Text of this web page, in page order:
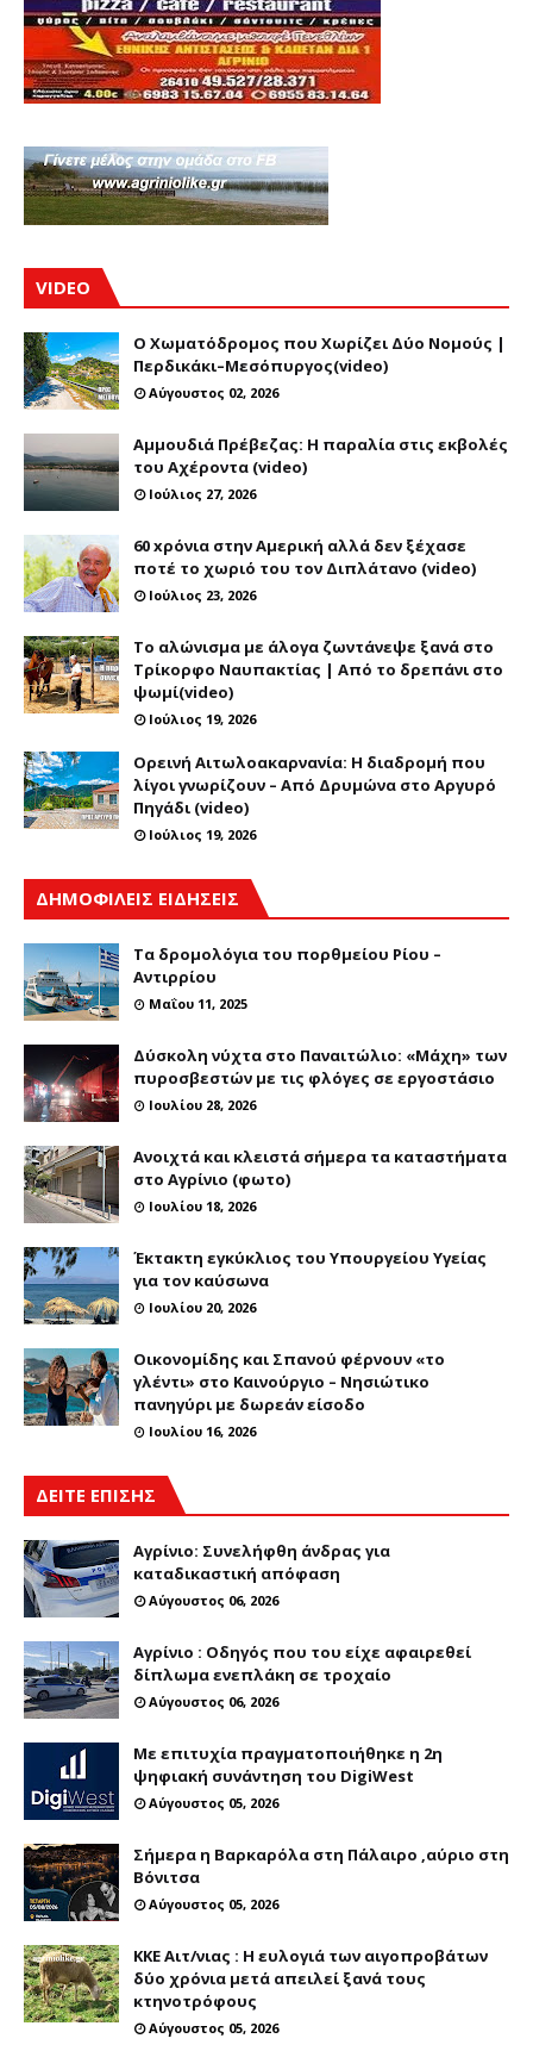
VIDEO
Ο Χωματόδρομος που Χωρίζει Δύο Νομούς |
Περδικάκι–Μεσόπυργος(video)
Αύγουστος 02, 2026
Αμμουδιά Πρέβεζας: Η παραλία στις εκβολές
του Αχέροντα (video)
Ιούλιος 27, 2026
60 xρόνια στην Αμερική αλλά δεν ξέχασε
ποτέ το χωριό του τον Διπλάτανο (video)
Ιούλιος 23, 2026
Το αλώνισμα με άλογα ζωντάνεψε ξανά στο
Τρίκορφο Ναυπακτίας | Από το δρεπάνι στο
ψωμί(video)
Ιούλιος 19, 2026
Ορεινή Αιτωλοακαρνανία: Η διαδρομή που
λίγοι γνωρίζουν – Από Δρυμώνα στο Αργυρό
Πηγάδι (video)
Ιούλιος 19, 2026
ΔΗΜΟΦΙΛΕΙΣ ΕΙΔΗΣΕΙΣ
Τα δρομολόγια του πορθμείου Ρίου –
Αντιρρίου
Μαΐου 11, 2025
Δύσκολη νύχτα στο Παναιτώλιο: «Μάχη» των
πυροσβεστών με τις φλόγες σε εργοστάσιο
Ιουλίου 28, 2026
Ανοιχτά και κλειστά σήμερα τα καταστήματα
στο Αγρίνιο (φωτο)
Ιουλίου 18, 2026
Έκτακτη εγκύκλιος του Υπουργείου Υγείας
για τον καύσωνα
Ιουλίου 20, 2026
Οικονομίδης και Σπανού φέρνουν «το
γλέντι» στο Καινούργιο – Νησιώτικο
πανηγύρι με δωρεάν είσοδο
Ιουλίου 16, 2026
ΔΕΙΤΕ ΕΠΙΣΗΣ
Αγρίνιο: Συνελήφθη άνδρας για
καταδικαστική απόφαση
Αύγουστος 06, 2026
Αγρίνιο : Οδηγός που του είχε αφαιρεθεί
δίπλωμα ενεπλάκη σε τροχαίο
Αύγουστος 06, 2026
Με επιτυχία πραγματοποιήθηκε η 2η
ψηφιακή συνάντηση του DigiWest
Αύγουστος 05, 2026
Σήμερα η Βαρκαρόλα στη Πάλαιρο ,αύριο στη
Βόνιτσα
Αύγουστος 05, 2026
ΚΚΕ Αιτ/νιας : Η ευλογιά των αιγοπροβάτων
δύο χρόνια μετά απειλεί ξανά τους
κτηνοτρόφους
Αύγουστος 05, 2026